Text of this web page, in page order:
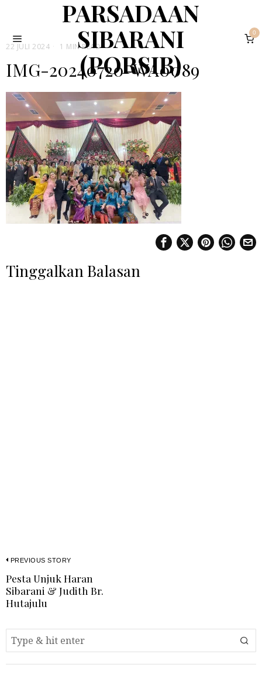
PARSADAAN
SIBARANI
(PORSIB)
0
22 JULI 2024 1 MIN READ
IMG-20240720-WA0089
Tinggalkan Balasan
PREVIOUS STORY
Pesta Unjuk Haran
Sibarani & Judith Br.
Hutajulu